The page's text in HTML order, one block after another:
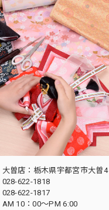
大曽店：栃木県宇都宮市大曽
028-622-1818
028-622-1817
AM 10：00～PM 6:00